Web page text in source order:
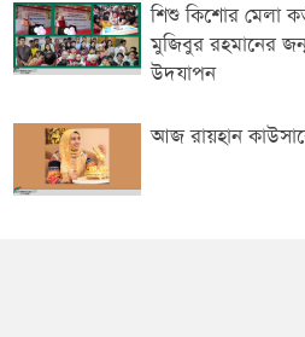
শিশু কিশোর মেলা
মুজিবুর রহমানের
উদযাপন
আজ রায়হান